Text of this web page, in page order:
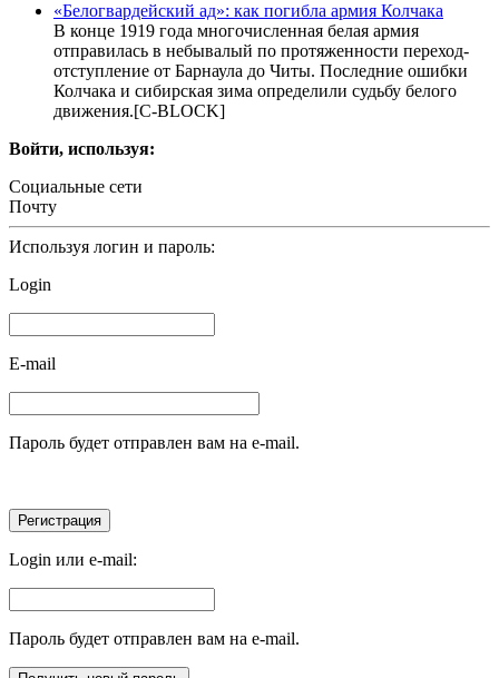
«Белогвардейский ад»: как погибла армия Колчака
В конце 1919 года многочисленная белая армия
отправилась в небывалый по протяженности переход-
отступление от Барнаула до Читы. Последние ошибки
Колчака и сибирская зима определили судьбу белого
движения.[С-BLOCK]
Войти, используя:
Социальные сети
Почту
Используя логин и пароль:
Login
E-mail
Пароль будет отправлен вам на e-mail.
Login или e-mail:
Пароль будет отправлен вам на e-mail.